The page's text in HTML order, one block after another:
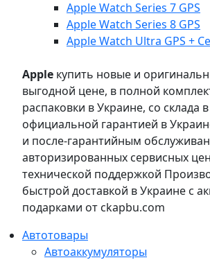
Apple Watch Series 7 GPS
Apple Watch Series 8 GPS
Apple Watch Ultra GPS +
Apple купить новые и
выгодной цене, в полной
распаковки в Украине, со склада в
официальной гарантией в
и после-гарантийным
авторизированных сервисных
технической поддержкой
быстрой доставкой в Украине с
подарками от ckapbu.com
Автотовары
Автоаккумуляторы